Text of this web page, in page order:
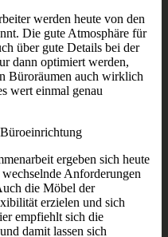
werden heute von den
Die gute Atmosphäre für
über gute Details bei der
dann optimiert werden,
Büroräumen auch wirklich
wert einmal genau
ergeben sich heute
Anforderungen
die Möbel der
erzielen und sich
empfiehlt sich die
damit lassen sich